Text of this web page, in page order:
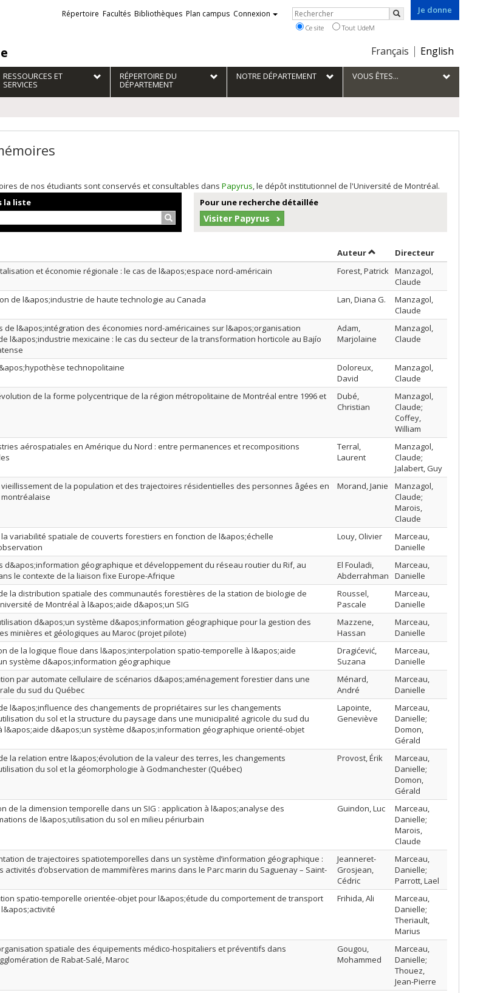
Je donne
Choix
la
langue
Français English
Liens
externes
Répertoire Facultés Bibliothèques Plan campus Connexion Rechercher
Rechercher
Ce site Tout UdeM
RESSOURCES ET
SERVICES
RÉPERTOIRE DU
DÉPARTEMENT
NOTRE DÉPARTEMENT VOUS ÊTES...
de nos étudiants sont conservés et consultables dans Papyrus, le dépôt institutionnel de l'Université de Montréal.
la liste
Rechercher…
Pour une recherche détaillée
Visiter Papyrus
en ordre croissant
par titre en ordre croissant AuteurTrier par auteur en ordre
Directeur
et économie régionale : le cas de l&apos;espace nord-américain Forest, Patrick Manzagol,
Claude
de l&apos;industrie de haute technologie au Canada Lan, Diana G.
Manzagol,
Claude
de l&apos;intégration des économies nord-américaines sur l&apos;organisation
l&apos;industrie mexicaine : le cas du secteur de la transformation horticole au Bajío
Adam,
Marjolaine
Manzagol,
Claude
technopolitaine
Doloreux,
David
Manzagol,
Claude
de la forme polycentrique de la région métropolitaine de Montréal entre 1996 et
Dubé,
Christian
Manzagol,
Claude;
Coffey,
William
aérospatiales en Amérique du Nord : entre permanences et recompositions
Terral,
Laurent
Manzagol,
Claude;
Jalabert, Guy
vieillissement de la population et des trajectoires résidentielles des personnes âgées en
Morand, Janie
Manzagol,
Claude;
Marois,
Claude
la variabilité spatiale de couverts forestiers en fonction de l&apos;échelle
Louy, Olivier
Marceau,
Danielle
d&apos;information géographique et développement du réseau routier du Rif, au
le contexte de la liaison fixe Europe-Afrique
El Fouladi,
Abderrahman
Marceau,
Danielle
la distribution spatiale des communautés forestières de la station de biologie de
de Montréal à l&apos;aide d&apos;un SIG
Roussel,
Pascale
Marceau,
Danielle
d&apos;un système d&apos;information géographique pour la gestion des
minières et géologiques au Maroc (projet pilote)
Mazzene,
Hassan
Marceau,
Danielle
de la logique floue dans l&apos;interpolation spatio-temporelle à l&apos;aide
système d&apos;information géographique
Dragićević,
Suzana
Marceau,
Danielle
par automate cellulaire de scénarios d&apos;aménagement forestier dans une
du sud du Québec
Ménard,
André
Marceau,
Danielle
l&apos;influence des changements de propriétaires sur les changements
du sol et la structure du paysage dans une municipalité agricole du sud du
l&apos;aide d&apos;un système d&apos;information géographique orienté-objet
Lapointe,
Geneviève
Marceau,
Danielle;
Domon,
Gérald
la relation entre l&apos;évolution de la valeur des terres, les changements
du sol et la géomorphologie à Godmanchester (Québec)
Provost, Érik
Marceau,
Danielle;
Domon,
Gérald
de la dimension temporelle dans un SIG : application à l&apos;analyse des
de l&apos;utilisation du sol en milieu périurbain
Guindon, Luc
Marceau,
Danielle;
Marois,
Claude
de trajectoires spatiotemporelles dans un système d’information géographique :
activités d’observation de mammifères marins dans le Parc marin du Saguenay – Saint-
Jeanneret-
Grosjean,
Cédric
Marceau,
Danielle;
Parrott, Lael
spatio-temporelle orientée-objet pour l&apos;étude du comportement de transport
Frihida, Ali
Marceau,
Danielle;
Theriault,
Marius
spatiale des équipements médico-hospitaliers et préventifs dans
de Rabat-Salé, Maroc
Gougou,
Mohammed
Marceau,
Danielle;
Thouez,
Jean-Pierre